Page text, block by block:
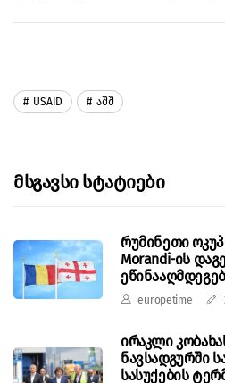
USAID Აშშ
Მსგავსი Სტატიები
რუმინეთი
Morandi-ის
europetime
ირაკლი
ნავსადგურში
სასუქების